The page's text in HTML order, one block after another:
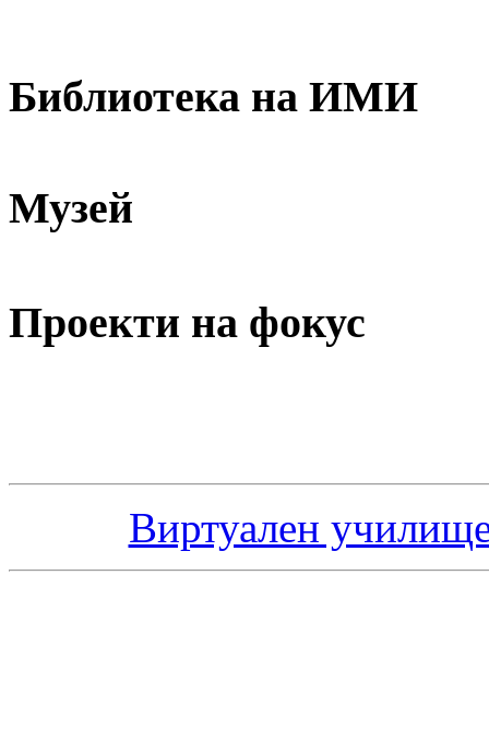
Библиотека на ИМИ
Музей
Проекти на фокус
Виртуален